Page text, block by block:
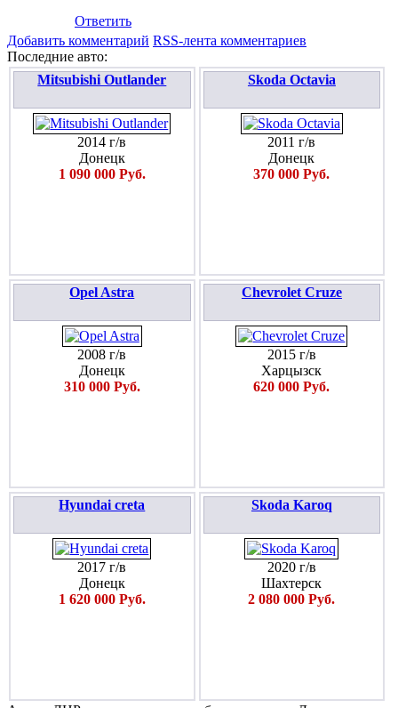
Ответить
Добавить комментарий RSS-лента комментариев
Последние авто:
Mitsubishi Outlander
2014 г/в
Донецк
1 090 000 Руб.
Skoda Octavia
2011 г/в
Донецк
370 000 Руб.
Opel Astra
2008 г/в
Донецк
310 000 Руб.
Chevrolet Cruze
2015 г/в
Харцызск
620 000 Руб.
Hyundai creta
2017 г/в
Донецк
1 620 000 Руб.
Skoda Karoq
2020 г/в
Шахтерск
2 080 000 Руб.